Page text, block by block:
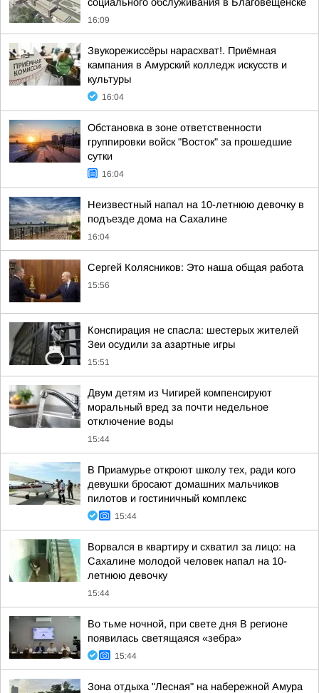
16:09
Звукорежиссёры нарасхват!. Приёмная
кампания в Амурский колледж искусств и
культуры
16:04
Обстановка в зоне ответственности
группировки войск "Восток" за прошедшие
сутки
16:04
Неизвестный напал на 10-летнюю девочку в
подъезде дома на Сахалине
16:04
Сергей Колясников: Это наша общая работа
15:56
Конспирация не спасла: шестерых жителей
Зеи осудили за азартные игры
15:51
Двум детям из Чигирей компенсируют
моральный вред за почти недельное
отключение воды
15:44
В Приамурье откроют школу тех, ради кого
девушки бросают домашних мальчиков
пилотов и гостиничный комплекс
15:44
Ворвался в квартиру и схватил за лицо: на
Сахалине молодой человек напал на 10-
летнюю девочку
15:44
Во тьме ночной, при свете дня В регионе
появилась светящаяся «зебра»
15:44
Зона отдыха "Лесная" на набережной Амура